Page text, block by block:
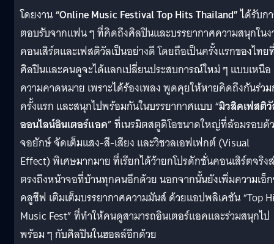
โดยงาน“Online Music Festival Top Hits Thailand”ได้รับก
ตอบรับจากแฟน ๆ ที่คิดถึงศิลปินและบรรยากาศความสนุกใน
คอนเสิร์ตและเฟสติวัลเป็นอย่างดี โดยถือเป็นครั้งแรกของไทย
ศิลปินและคนดูจะได้แลกเปลี่ยนประสบการณ์ใหม่ ๆ แบบเหนือ
ความคาดหมาย เพราะได้ร้องเพลง พูดคุยให้หายคิดถึงกันร่ว
ครั้งแรก และสนุกไปพร้อมกันในบรรยากาศแบบ “มิวสิคเฟสติ
ออนไลน์อินเตอร์แอค” ที่เนรมิตสตูดิโอขนาดใหญ่ที่ล้อมรอบด้
จอยักษ์ จัดเต็มแสง-สี-เสียง และวิชวลเอฟเฟกต์ (Visual
Effect) พิเศษมากมาย ที่เรียกได้ว้ายกโปรดักชั่นคอนเสิร์ตจริง
ตรงถึงหน้าจอที่บ้านทุกคนอีกด้วย นอกจากนั้นยังเพิ่มความเอ็
คลูซีฟ เติมเต็มบรรยากาศความมันส์ ด้วยแอปพลิเคชัน “Top
Music Fest” ที่ทำให้คนดูสามารถอินเตอร์แอคและร่วมสนุกไป
พร้อม ๆ กับศิลปินในฮอลล์อีกด้วย